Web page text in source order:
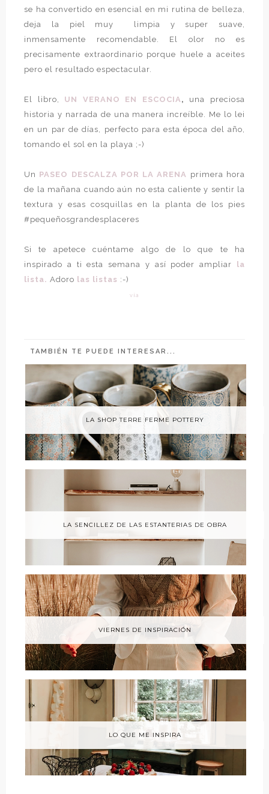
se ha convertido en esencial en mi rutina de belleza,
deja la piel muy limpia y super suave,
inmensamente recomendable. El olor no es
precisamente extraordinario porque huele a aceites
pero el resultado espectacular.
El libro, UN VERANO EN ESCOCIA, una preciosa
historia y narrada de una manera increíble. Me lo lei
en un par de días, perfecto para esta época del año,
tomando el sol en la playa ;-)
Un PASEO DESCALZA POR LA ARENA primera hora
de la mañana cuando aún no esta caliente y sentir la
textura y esas cosquillas en la planta de los pies
#pequeñosgrandesplaceres
Si te apetece cuéntame algo de lo que te ha
inspirado a ti esta semana y así poder ampliar la
lista. Adoro las listas :-)
vía
TAMBIÉN TE PUEDE INTERESAR...
LA SHOP TERRE FERME POTTERY
LA SENCILLEZ DE LAS ESTANTERIAS DE OBRA
VIERNES DE INSPIRACIÓN
LO QUE ME INSPIRA